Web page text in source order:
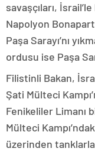
savaşçıları,
Napolyon Bonapart,
Paşa Sarayı’nı
ordusu ise Paşa
Filistinli Bakan,
Şati Mülteci
Fenikeliler Limanı
Mülteci
üzerinden